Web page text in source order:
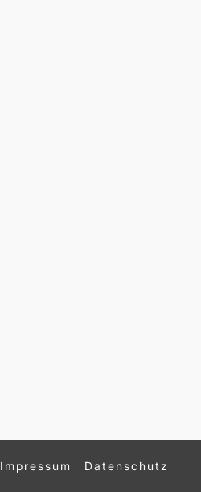
Impressum Datenschutz